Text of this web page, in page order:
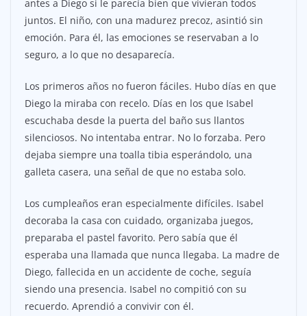
antes a Diego si le parecía bien que vivieran todos
juntos. El niño, con una madurez precoz, asintió sin
emoción. Para él, las emociones se reservaban a lo
seguro, a lo que no desaparecía.
Los primeros años no fueron fáciles. Hubo días en que
Diego la miraba con recelo. Días en los que Isabel
escuchaba desde la puerta del baño sus llantos
silenciosos. No intentaba entrar. No lo forzaba. Pero
dejaba siempre una toalla tibia esperándolo, una
galleta casera, una señal de que no estaba solo.
Los cumpleaños eran especialmente difíciles. Isabel
decoraba la casa con cuidado, organizaba juegos,
preparaba el pastel favorito. Pero sabía que él
esperaba una llamada que nunca llegaba. La madre de
Diego, fallecida en un accidente de coche, seguía
siendo una presencia. Isabel no compitió con su
recuerdo. Aprendió a convivir con él.